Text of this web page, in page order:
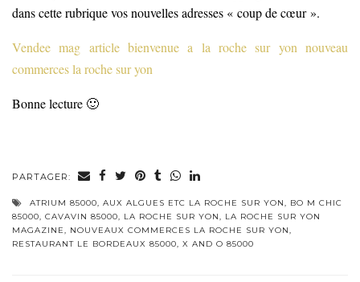
dans cette rubrique vos nouvelles adresses « coup de cœur ».
Vendee mag article bienvenue a la roche sur yon nouveau
commerces la roche sur yon
Bonne lecture 🙂
PARTAGER:
ATRIUM 85000, AUX ALGUES ETC LA ROCHE SUR YON, BO M CHIC
85000, CAVAVIN 85000, LA ROCHE SUR YON, LA ROCHE SUR YON
MAGAZINE, NOUVEAUX COMMERCES LA ROCHE SUR YON,
RESTAURANT LE BORDEAUX 85000, X AND O 85000